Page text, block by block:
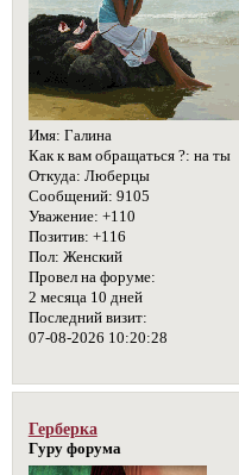
Имя: Галина
Как к вам обращаться ?: на ты
Откуда: Люберцы
Сообщений: 9105
Уважение: +110
Позитив: +116
Пол: Женский
Провел на форуме:
2 месяца 10 дней
Последний визит:
07-08-2026 10:20:28
Герберка
Гуру форума